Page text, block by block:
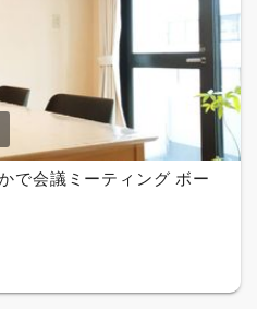
で会議ミーティング ボー